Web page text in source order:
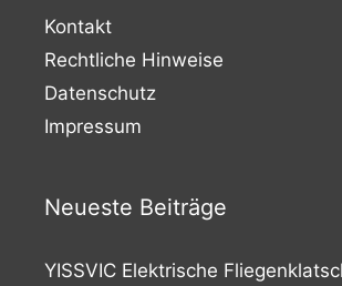
Kontakt
Rechtliche Hinweise
Datenschutz
Impressum
Neueste Beiträge
YISSVIC Elektrische